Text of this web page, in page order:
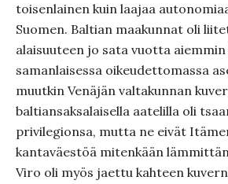
toisenlainen kuin laajaa
Suomen. Baltian maakunnat oli
alaisuuteen jo sata vuotta
samanlaisessa oikeudettomassa
muutkin Venäjän valtakunnan
baltiansaksalaisella aatelilla oli
privilegionsa, mutta ne eivät
kantaväestöä mitenkään
Viro oli myös jaettu kahteen